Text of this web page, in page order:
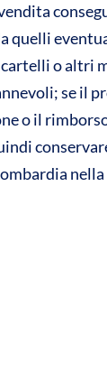
quelli
o altri
se il
o il